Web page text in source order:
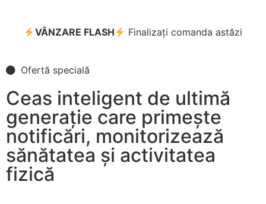
VÂNZARE FLASH Finalizați comanda astăzi
Ofertă specială
Ceas inteligent de ultimă
generație care primește
notificări, monitorizează
sănătatea și activitatea
fizică